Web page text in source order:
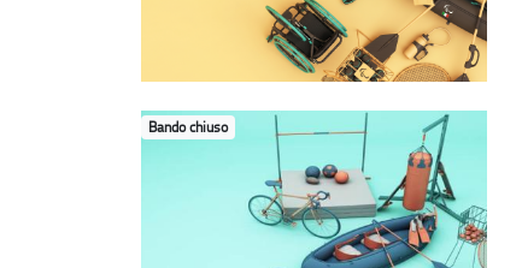
Bando chiuso